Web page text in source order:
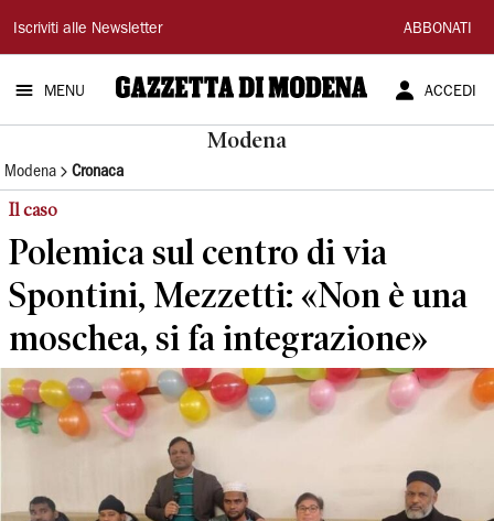
Gazzetta
di
Modena
Iscriviti alle Newsletter ABBONATI
MENU ACCEDI
Modena
Modena Cronaca
Il caso
Polemica sul centro di via
Spontini, Mezzetti: «Non è una
moschea, si fa integrazione»